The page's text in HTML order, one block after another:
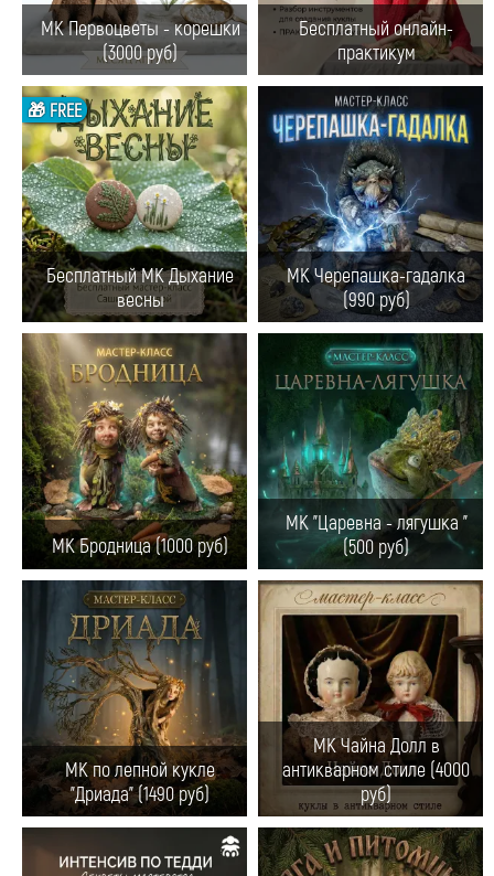
МК Первоцветы - корешки
(3000 руб)
Бесплатный онлайн-
практикум
🎁 FREE
Бесплатный МК Дыхание
весны
МК Черепашка-гадалка
(990 руб)
МК Бродница (1000 руб)
МК "Царевна - лягушка "
(500 руб)
МК по лепной кукле
"Дриада" (1490 руб)
МК Чайна Долл в
антикварном стиле (4000
руб)